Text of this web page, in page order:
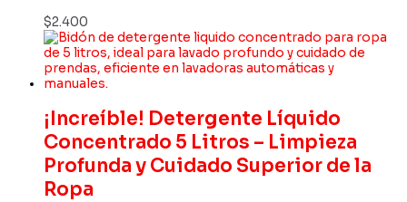
$2.400
¡Increíble! Detergente Líquido
Concentrado 5 Litros – Limpieza
Profunda y Cuidado Superior de la
Ropa